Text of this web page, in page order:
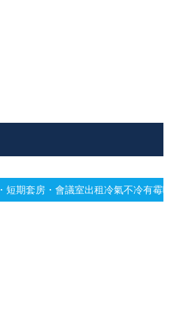
冷氣不冷有霉味？專業深洗・免費估